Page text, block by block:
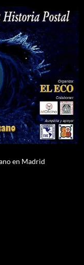
en Madrid